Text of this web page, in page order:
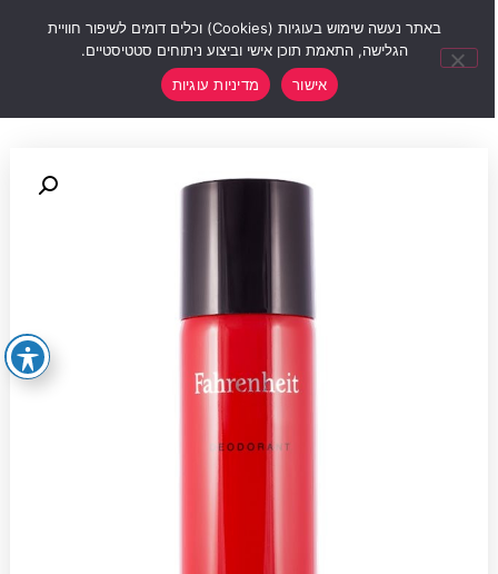
באתר נעשה שימוש בעוגיות (Cookies) וכלים דומים לשיפור חוויית
הגלישה, התאמת תוכן אישי וביצוע ניתוחים סטטיסטיים.
אישור
מדיניות עוגיות